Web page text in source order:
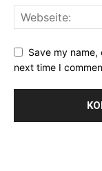
Save my
next time I